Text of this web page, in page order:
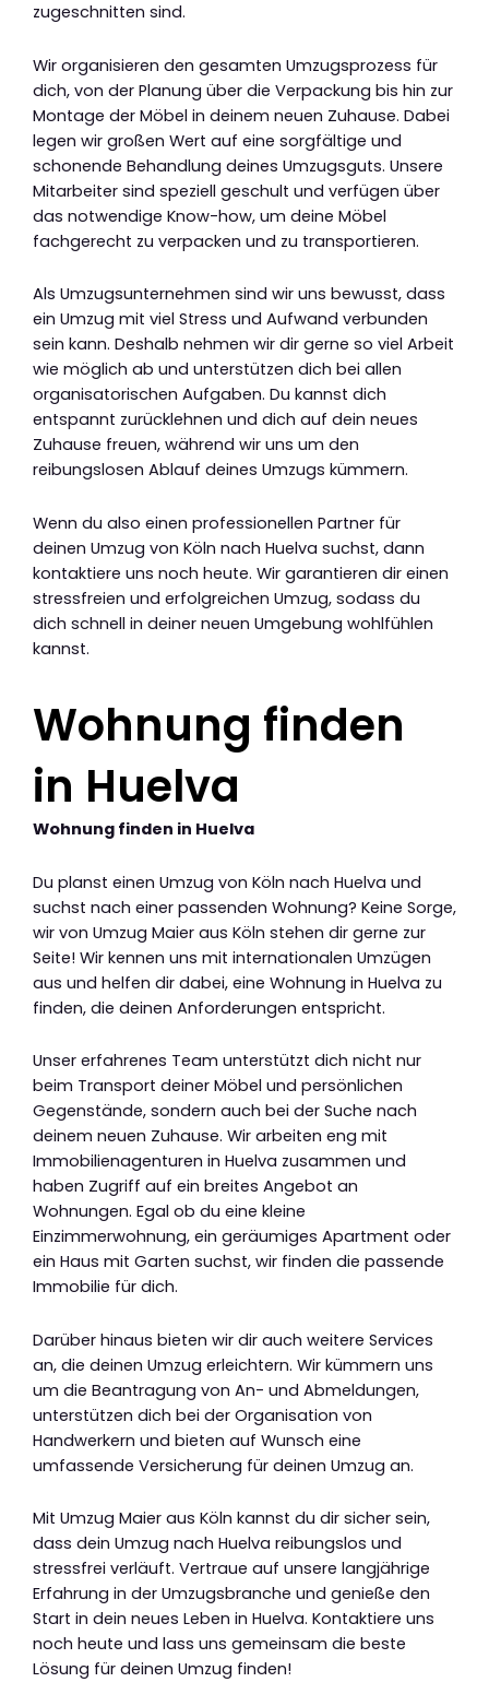
zugeschnitten sind.
Wir organisieren den gesamten Umzugsprozess für
dich, von der Planung über die Verpackung bis hin zur
Montage der Möbel in deinem neuen Zuhause. Dabei
legen wir großen Wert auf eine sorgfältige und
schonende Behandlung deines Umzugsguts. Unsere
Mitarbeiter sind speziell geschult und verfügen über
das notwendige Know-how, um deine Möbel
fachgerecht zu verpacken und zu transportieren.
Als Umzugsunternehmen sind wir uns bewusst, dass
ein Umzug mit viel Stress und Aufwand verbunden
sein kann. Deshalb nehmen wir dir gerne so viel Arbeit
wie möglich ab und unterstützen dich bei allen
organisatorischen Aufgaben. Du kannst dich
entspannt zurücklehnen und dich auf dein neues
Zuhause freuen, während wir uns um den
reibungslosen Ablauf deines Umzugs kümmern.
Wenn du also einen professionellen Partner für
deinen Umzug von Köln nach Huelva suchst, dann
kontaktiere uns noch heute. Wir garantieren dir einen
stressfreien und erfolgreichen Umzug, sodass du
dich schnell in deiner neuen Umgebung wohlfühlen
kannst.
Wohnung finden
in Huelva
Wohnung finden in Huelva
Du planst einen Umzug von Köln nach Huelva und
suchst nach einer passenden Wohnung? Keine Sorge,
wir von Umzug Maier aus Köln stehen dir gerne zur
Seite! Wir kennen uns mit internationalen Umzügen
aus und helfen dir dabei, eine Wohnung in Huelva zu
finden, die deinen Anforderungen entspricht.
Unser erfahrenes Team unterstützt dich nicht nur
beim Transport deiner Möbel und persönlichen
Gegenstände, sondern auch bei der Suche nach
deinem neuen Zuhause. Wir arbeiten eng mit
Immobilienagenturen in Huelva zusammen und
haben Zugriff auf ein breites Angebot an
Wohnungen. Egal ob du eine kleine
Einzimmerwohnung, ein geräumiges Apartment oder
ein Haus mit Garten suchst, wir finden die passende
Immobilie für dich.
Darüber hinaus bieten wir dir auch weitere Services
an, die deinen Umzug erleichtern. Wir kümmern uns
um die Beantragung von An- und Abmeldungen,
unterstützen dich bei der Organisation von
Handwerkern und bieten auf Wunsch eine
umfassende Versicherung für deinen Umzug an.
Mit Umzug Maier aus Köln kannst du dir sicher sein,
dass dein Umzug nach Huelva reibungslos und
stressfrei verläuft. Vertraue auf unsere langjährige
Erfahrung in der Umzugsbranche und genieße den
Start in dein neues Leben in Huelva. Kontaktiere uns
noch heute und lass uns gemeinsam die beste
Lösung für deinen Umzug finden!